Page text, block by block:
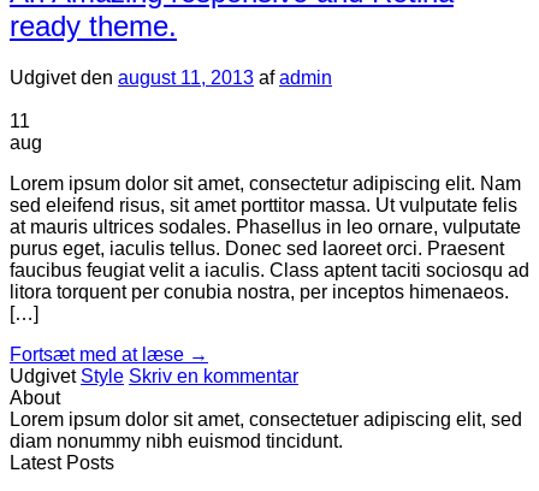
ready theme.
Udgivet den august 11, 2013 afadmin
11
aug
Lorem ipsum dolor sit amet, consectetur adipiscing elit. Nam
sed eleifend risus, sit amet porttitor massa. Ut vulputate felis
at mauris ultrices sodales. Phasellus in leo ornare, vulputate
purus eget, iaculis tellus. Donec sed laoreet orci. Praesent
faucibus feugiat velit a iaculis. Class aptent taciti sociosqu ad
litora torquent per conubia nostra, per inceptos himenaeos.
[…]
Fortsæt med at læse →
Udgivet Style Skriv en kommentar
About
Lorem ipsum dolor sit amet, consectetuer adipiscing elit, sed
diam nonummy nibh euismod tincidunt.
Latest Posts